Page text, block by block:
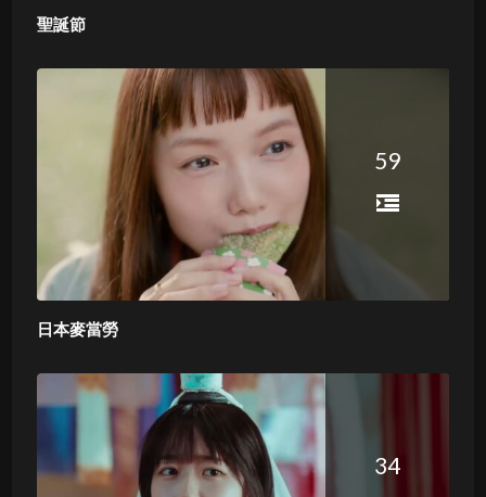
聖誕節
59
日本麥當勞
34